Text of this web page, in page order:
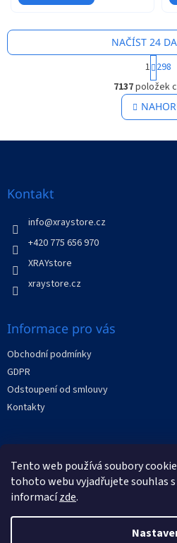
Tento web používá soubory
tohoto webu vyjadřujete souhlas
informacízde.
O
v
l
á
NAČÍST 24
S
t
r
á
n
k
v
1 298
7137položek
Z
Kontakt
info@xraystore.cz
+420 775 656 970
XRAYstore
xraystore.cz
Informace pro vás
Obchodní podmínky
GDPR
Odstoupení od smlouvy
Kontakty
Facebook
Vytvořil